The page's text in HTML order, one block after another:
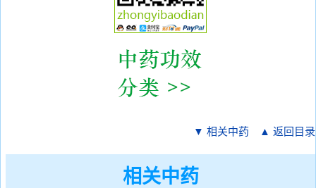
▼ 相关中药 ▲ 返回目录
相关中药